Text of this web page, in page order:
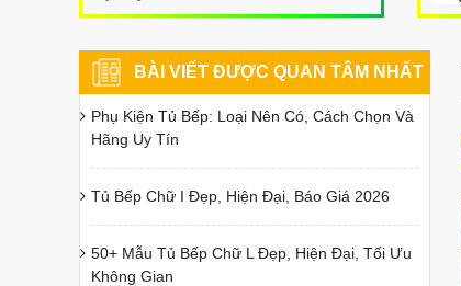
BÀI VIẾT ĐƯỢC QUAN TÂM NHẤT
Phụ Kiện Tủ Bếp: Loại Nên Có, Cách Chọn Và
Hãng Uy Tín
Tủ Bếp Chữ I Đẹp, Hiện Đại, Báo Giá 2026
50+ Mẫu Tủ Bếp Chữ L Đẹp, Hiện Đại, Tối Ưu
Không Gian